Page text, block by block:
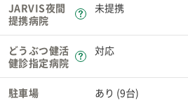
JARVIS夜間
提携病院
未提携
どうぶつ健活
健診指定病院
対応
駐車場 あり (9台)